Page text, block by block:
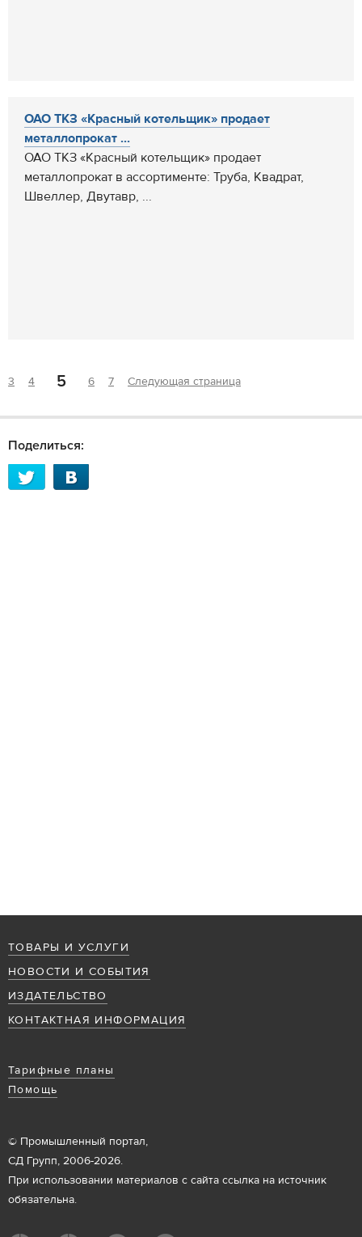
ОАО ТКЗ «Красный котельщик» продает
металлопрокат ...
ОАО ТКЗ «Красный котельщик» продает
металлопрокат в ассортименте: Труба, Квадрат,
Швеллер, Двутавр, ...
3 4 5 6 7 Следующая страница
Поделиться:
ТОВАРЫ И УСЛУГИ
НОВОСТИ И СОБЫТИЯ
ИЗДАТЕЛЬСТВО
КОНТАКТНАЯ ИНФОРМАЦИЯ
Тарифные планы
Помощь
© Промышленный портал,
СД Групп, 2006-2026.
При использовании материалов с сайта ссылка на источник
обязательна.